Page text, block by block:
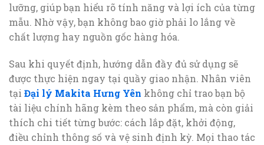
lưỡng, giúp bạn hiểu rõ tính năng và lợi ích của từng
mẫu. Nhờ vậy, bạn không bao giờ phải lo lắng về
chất lượng hay nguồn gốc hàng hóa.
Sau khi quyết định, hướng dẫn đầy đủ sử dụng sẽ
được thực hiện ngay tại quầy giao nhận. Nhân viên
tại Đại lý Makita Hưng Yên không chỉ trao bạn bộ
tài liệu chính hãng kèm theo sản phẩm, mà còn giải
thích chi tiết từng bước: cách lắp đặt, khởi động,
điều chỉnh thông số và vệ sinh định kỳ. Mọi thao tác